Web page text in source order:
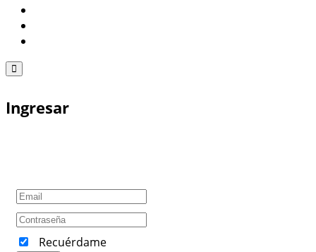
Ingresar
Recuérdame